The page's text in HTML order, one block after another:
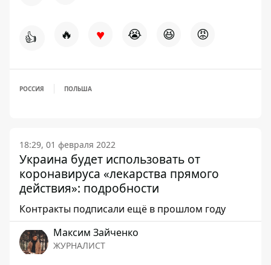
👍 🔥 ♥ 😭 😆 😡
РОССИЯ ПОЛЬША
18:29, 01 февраля 2022
Украина будет использовать от
коронавируса «лекарства прямого
действия»: подробности
Контракты подписали ещё в прошлом году
Максим Зайченко
ЖУРНАЛИСТ